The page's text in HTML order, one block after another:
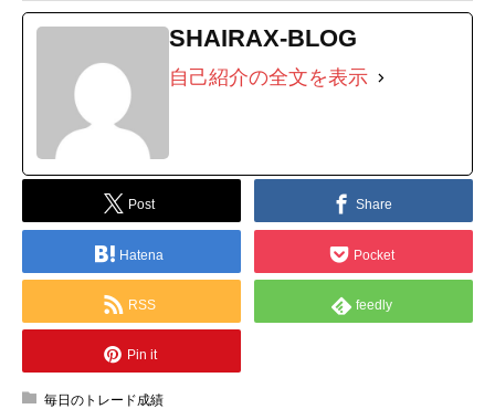
SHAIRAX-BLOG
自己紹介の全文を表示
Post Share
Hatena Pocket
RSS feedly
Pin it
毎日のトレード成績